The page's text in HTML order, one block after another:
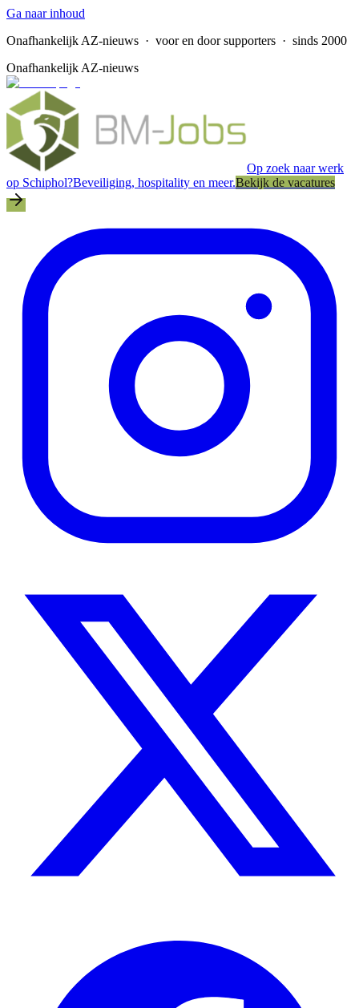
Ga naar inhoud
Onafhankelijk AZ-nieuws · voor en door supporters · sinds 2000
Onafhankelijk AZ-nieuws
Op zoek naar werk
op Schiphol?Beveiliging, hospitality en meer.Bekijk de vacatures